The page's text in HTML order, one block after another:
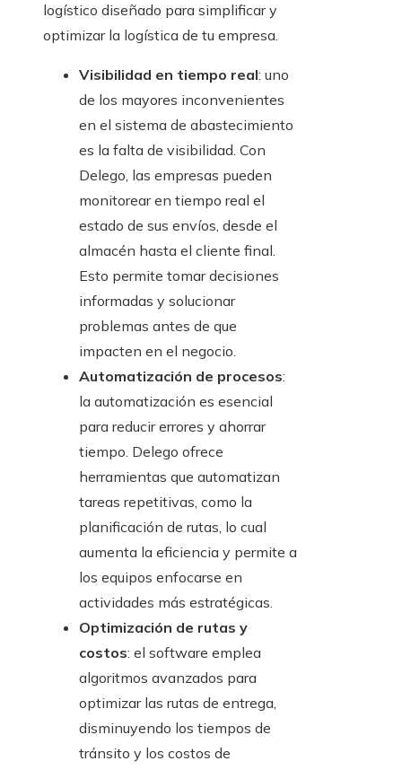
logístico diseñado para simplificar y
optimizar la logística de tu empresa.
Visibilidad en tiempo real: uno
de los mayores inconvenientes
en el sistema de abastecimiento
es la falta de visibilidad. Con
Delego, las empresas pueden
monitorear en tiempo real el
estado de sus envíos, desde el
almacén hasta el cliente final.
Esto permite tomar decisiones
informadas y solucionar
problemas antes de que
impacten en el negocio.
Automatización de procesos:
la automatización es esencial
para reducir errores y ahorrar
tiempo. Delego ofrece
herramientas que automatizan
tareas repetitivas, como la
planificación de rutas, lo cual
aumenta la eficiencia y permite a
los equipos enfocarse en
actividades más estratégicas.
Optimización de rutas y
costos: el software emplea
algoritmos avanzados para
optimizar las rutas de entrega,
disminuyendo los tiempos de
tránsito y los costos de